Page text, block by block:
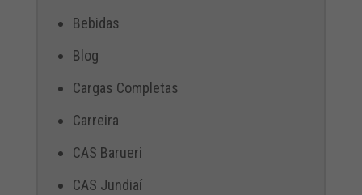
Bebidas
Blog
Cargas Completas
Carreira
CAS Barueri
CAS Jundiaí